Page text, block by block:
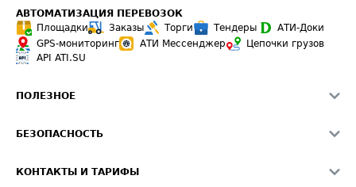
АВТОМАТИЗАЦИЯ ПЕРЕВОЗОК
Площадки
Заказы Торги Тендеры
АТИ-Доки
GPS-мониторинг
АТИ Мессенджер
Цепочки грузов
API ATI.SU
ПОЛЕЗНОЕ
Звезды ATI.SU на вашем сайте
БЕЗОПАСНОСТЬ
КОНТАКТЫ И ТАРИФЫ